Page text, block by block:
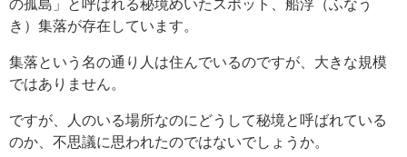
の孤島」と呼ばれる秘境めいたスポット、船浮（ふなう
き）集落が存在しています。
集落という名の通り人は住んでいるのですが、大きな規模
ではありません。
ですが、人のいる場所なのにどうして秘境と呼ばれている
のか、不思議に思われたのではないでしょうか。